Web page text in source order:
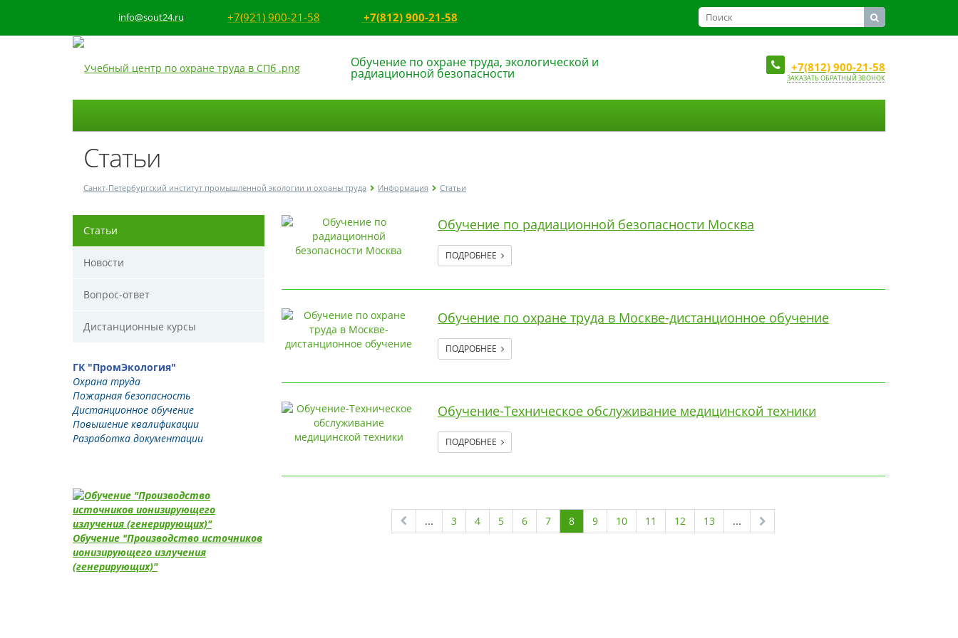
info@sout24.ru +7(921) 900-21-58 +7(812) 900-21-58
Обучение по охране труда, экологической и
радиационной безопасности +7(812) 900-21-58
ЗАКАЗАТЬ ОБРАТНЫЙ ЗВОНОК
Статьи
Санкт-Петербургский институт промышленной экологии и охраны труда Информация Статьи
Статьи
Новости
Вопрос-ответ
Дистанционные курсы
ГК "ПромЭкология"
Охрана труда
Пожарная безопасность
Дистанционное обучение
Повышение квалификации
Разработка документации
Обучение "Производство источников
ионизирующего излучения
(генерирующих)"
Обучение по радиационной безопасности Москва
ПОДРОБНЕЕ
Обучение по охране труда в Москве-дистанционное обучение
ПОДРОБНЕЕ
Обучение-Техническое обслуживание медицинской техники
ПОДРОБНЕЕ
... 3 4 5 6 7 8 9 10 11 12 13 ...